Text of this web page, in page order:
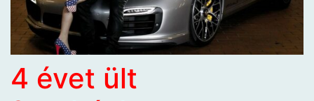
4 évet ült